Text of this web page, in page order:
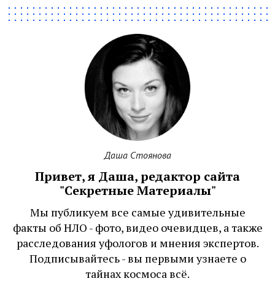
Даша Стоянова
Привет, я Даша, редактор сайта
"Секретные Материалы"
Мы публикуем все самые удивительные
факты об НЛО - фото, видео очевидцев, а также
расследования уфологов и мнения экспертов.
Подписывайтесь - вы первыми узнаете о
тайнах космоса всё.